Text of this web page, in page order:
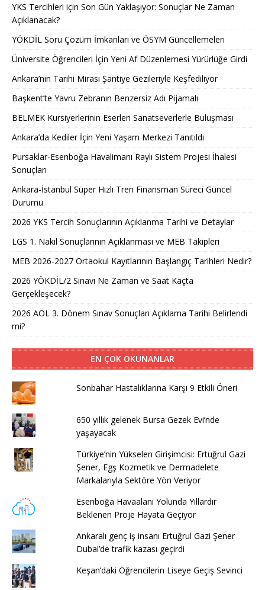
YKS Tercihleri için Son Gün Yaklaşıyor: Sonuçlar Ne Zaman
Açıklanacak?
YÖKDİL Soru Çözüm İmkanları ve ÖSYM Güncellemeleri
Üniversite Öğrencileri İçin Yeni Af Düzenlemesi Yürürlüğe Girdi
Ankara’nın Tarihi Mirası Şantiye Gezileriyle Keşfediliyor
Başkent’te Yavru Zebranın Benzersiz Adı Pijamalı
BELMEK Kursiyerlerinin Eserleri Sanatseverlerle Buluşması
Ankara’da Kediler İçin Yeni Yaşam Merkezi Tanıtıldı
Pursaklar-Esenboğa Havalimanı Raylı Sistem Projesi İhalesi
Sonuçları
Ankara-İstanbul Süper Hızlı Tren Finansman Süreci Güncel
Durumu
2026 YKS Tercih Sonuçlarının Açıklanma Tarihi ve Detaylar
LGS 1. Nakil Sonuçlarının Açıklanması ve MEB Takipleri
MEB 2026-2027 Ortaokul Kayıtlarının Başlangıç Tarihleri Nedir?
2026 YÖKDİL/2 Sınavı Ne Zaman ve Saat Kaçta
Gerçekleşecek?
2026 AÖL 3. Dönem Sınav Sonuçları Açıklama Tarihi Belirlendi
mi?
EN ÇOK OKUNANLAR
Sonbahar Hastalıklarına Karşı 9 Etkili Öneri
650 yıllık gelenek Bursa Gezek Evi’nde
yaşayacak
Türkiye’nin Yükselen Girişimcisi: Ertuğrul Gazi
Şener, Egş Kozmetik ve Dermadelete
Markalarıyla Sektöre Yön Veriyor
Esenboğa Havaalanı Yolunda Yıllardır
Beklenen Proje Hayata Geçiyor
Ankaralı genç iş insanı Ertuğrul Gazi Şener
Dubai’de trafik kazası geçirdi
Keşan’daki Öğrencilerin Liseye Geçiş Sevinci